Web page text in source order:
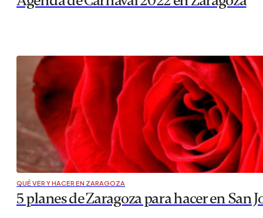
QUÉ VER Y HACER EN ZARAGOZA
5 planes de Zaragoza para hacer en San